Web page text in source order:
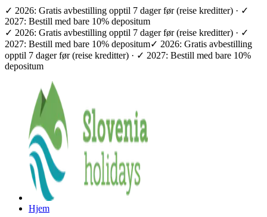
✓ 2026: Gratis avbestilling opptil 7 dager før (reise kreditter) · ✓
2027: Bestill med bare 10% depositum
✓ 2026: Gratis avbestilling opptil 7 dager før (reise kreditter) · ✓
2027: Bestill med bare 10% depositum✓ 2026: Gratis avbestilling
opptil 7 dager før (reise kreditter) · ✓ 2027: Bestill med bare 10%
depositum
Hjem